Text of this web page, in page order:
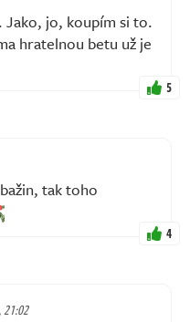
Jako, jo, koupím si to.
hratelnou betu už je
5
tak toho
4